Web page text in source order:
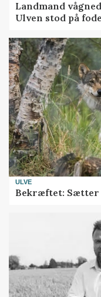
Landmand
Ulven stod på
ULVE
Bekræftet: Sætter